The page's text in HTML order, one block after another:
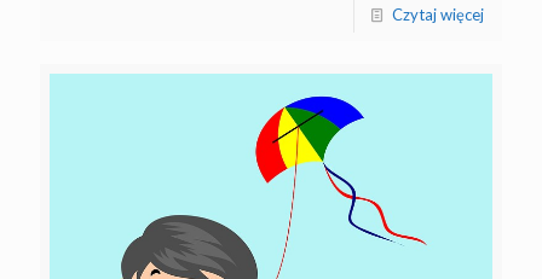
Czytaj więcej